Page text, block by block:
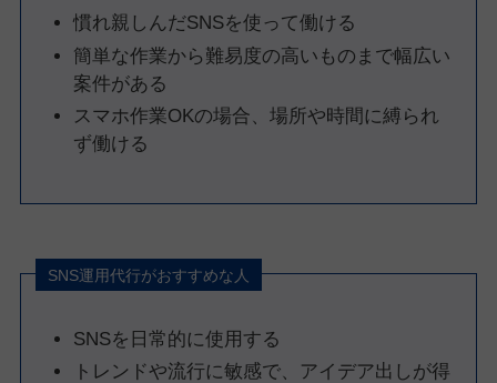
慣れ親しんだSNSを使って働ける
簡単な作業から難易度の高いものまで幅広い
案件がある
スマホ作業OKの場合、場所や時間に縛られ
ず働ける
SNS運用代行がおすすめな人
SNSを日常的に使用する
トレンドや流行に敏感で、アイデア出しが得